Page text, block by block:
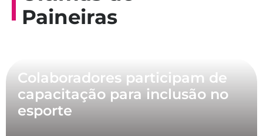
Paineiras
Colaboradores participam de
capacitação para inclusão no
esporte